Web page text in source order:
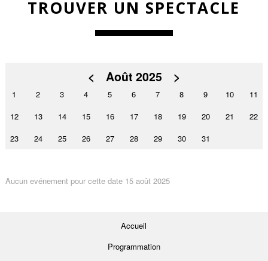
TROUVER UN SPECTACLE
< Août 2025 >
1 2 3 4 5 6 7 8 9 10
11
12
13 14 15 16 17 18 19 20 21
22
23
24 25 26 27 28 29 30 31
Aucun evénement pour cette date 15 août 2025
Accueil
Programmation